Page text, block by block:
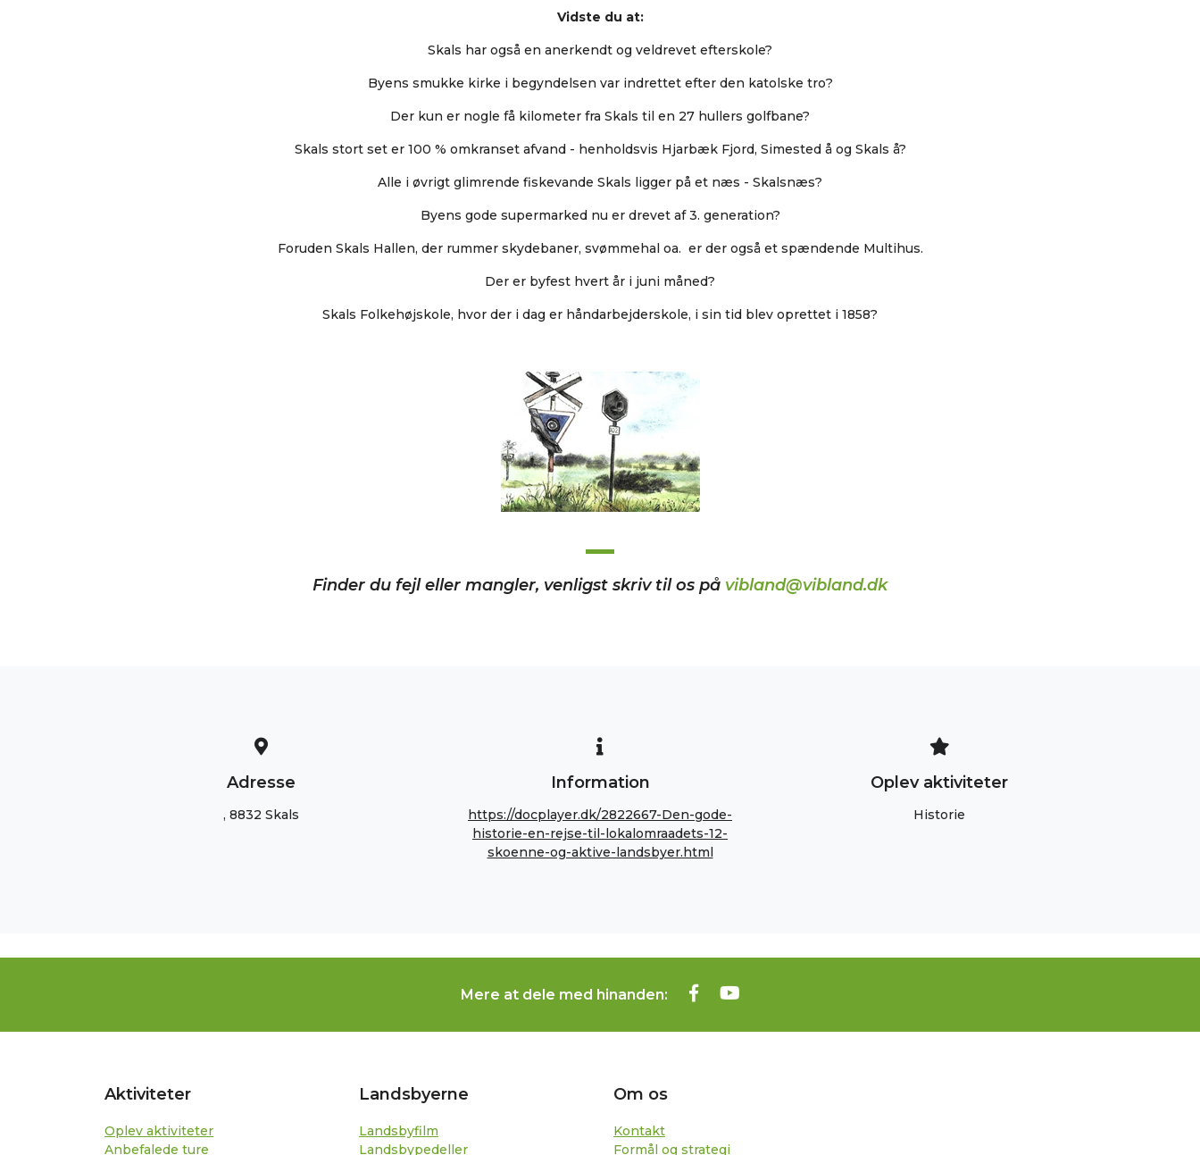
Vidste du at:
Skals har også en anerkendt og veldrevet efterskole?
Byens smukke kirke i begyndelsen var indrettet efter den katolske tro?
Der kun er nogle få kilometer fra Skals til en 27 hullers golfbane?
Skals stort set er 100 % omkranset afvand - henholdsvis Hjarbæk Fjord, Simested å og Skals å?
Alle i øvrigt glimrende fiskevande Skals ligger på et næs - Skalsnæs?
Byens gode supermarked nu er drevet af 3. generation?
Foruden Skals Hallen, der rummer skydebaner, svømmehal oa. er der også et spændende Multihus.
Der er byfest hvert år i juni måned?
Skals Folkehøjskole, hvor der i dag er håndarbejderskole, i sin tid blev oprettet i 1858?
Finder du fejl eller mangler, venligst skriv til os på vibland@vibland.dk
Adresse
, 8832 Skals
Information
https://docplayer.dk/2822667-Den-gode-
historie-en-rejse-til-lokalomraadets-12-
skoenne-og-aktive-landsbyer.html
Oplev aktiviteter
Historie
Mere at dele med hinanden:
Aktiviteter
Oplev aktiviteter
Anbefalede ture
Landsbyerne
Landsbyfilm
Landsbypedeller
Om os
Kontakt
Formål og strategi